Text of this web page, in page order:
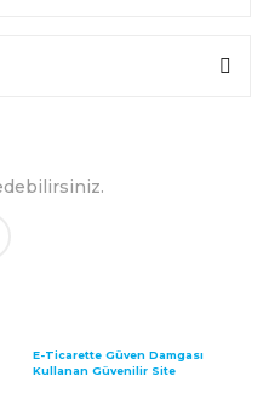
E-Ticarette Güven Damgası
Kullanan Güvenilir Site